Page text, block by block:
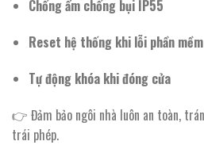
Chống ẩm chống bụi IP55
Reset hệ thống khi lỗi phần mềm
Tự động khóa khi đóng cửa
👉 Đảm bảo ngôi nhà luôn an toàn,
trái phép.